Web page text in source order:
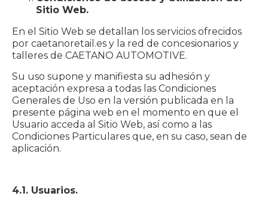
Sitio Web.
En el Sitio Web se detallan los servicios ofrecidos
por caetanoretail.es y la red de concesionarios y
talleres de CAETANO AUTOMOTIVE.
Su uso supone y manifiesta su adhesión y
aceptación expresa a todas las Condiciones
Generales de Uso en la versión publicada en la
presente página web en el momento en que el
Usuario acceda al Sitio Web, así como a las
Condiciones Particulares que, en su caso, sean de
aplicación.
4.1. Usuarios.